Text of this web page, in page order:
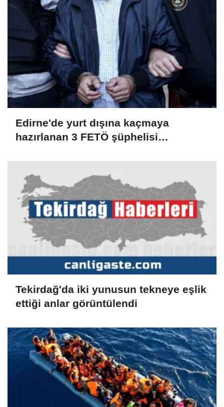
Edirne'de yurt dışına kaçmaya
hazırlanan 3 FETÖ şüphelisi
Tekirdağ'da iki yunusun tekneye eşlik
ettiği anlar görüntülendi